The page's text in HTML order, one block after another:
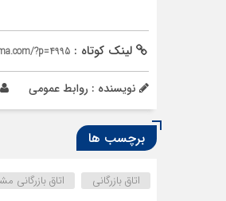
لینک کوتاه : ?p=4995
نویسنده : روابط عمومی
برچسب ها
اتاق بازرگانی اتاق بازرگانی